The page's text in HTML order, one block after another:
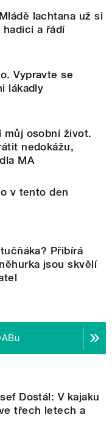
lachtana už si
hadicí a řádí
Vypravte se
lákadly
můj osobní život.
nedokážu,
MA
v tento den
Přibírá
jsou skvělí
Dostál: V kajaku
třech letech a